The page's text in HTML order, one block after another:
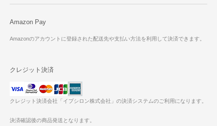
Amazon Pay
Amazonのアカウントに登録された配送先や支払い方法を利用して決済できます。
クレジット決済
クレジット決済会社「イプシロン株式会社」の決済システムのご利用になります。
決済確認後の商品発送となります。